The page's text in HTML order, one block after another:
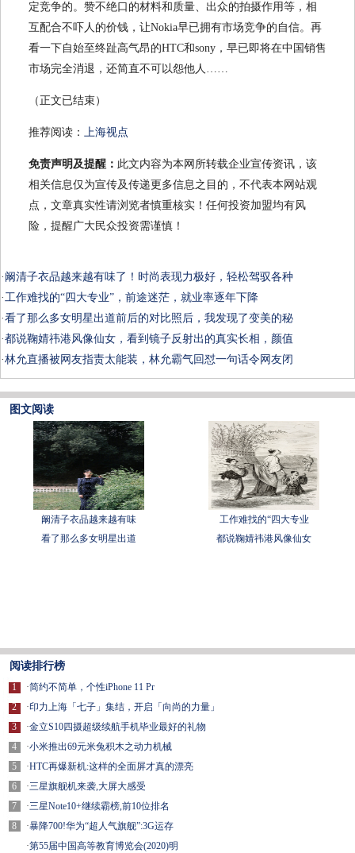
定竞争的。赞不绝口的材料和质量、出众的拍摄作用等，相
互配合不吓人的价钱，让Nokia早已拥有市场竞争的自信。再
看一下自始至终趾高气昂的HTC和sony，早已即将在中国销售
市场完全消退，还简直不可以怨他人……
（正文已结束）
推荐阅读： 上海视点
免责声明及提醒： 此文内容为本网所转载企业宣传资讯，该
相关信息仅为宣传及传递更多信息之目的，不代表本网站观
点，文章真实性请浏览者慎重核实！任何投资加盟均有风
险，提醒广大民众投资需谨慎！
· 阚清子衣品越来越有味了！时尚表现力极好，轻松驾驭各种
·工作难找的“四大专业”，前途迷茫，就业率逐年下降
·看了那么多女明星出道前后的对比照后，我发现了变美的秘
·都说鞠婧祎港风像仙女，看到镜子反射出的真实长相，颜值
·林允直播被网友指责太能装，林允霸气回怼一句话令网友闭
图文阅读
阚清子衣品越来越有味
工作难找的“四大专业
看了那么多女明星出道
都说鞠婧祎港风像仙女
阅读排行榜
1
2
3
4
5
6
7
8
·简约不简单，个性iPhone 11 Pr
·印力上海「七子」集结，开启「向尚的力量」
·金立S10四摄超级续航手机毕业最好的礼物
·小米推出69元米兔积木之动力机械
·HTC再爆新机:这样的全面屏才真的漂亮
·三星旗舰机来袭,大屏大感受
·三星Note10+继续霸榜,前10位排名
·暴降700!华为“超人气旗舰”:3G运存
·第55届中国高等教育博览会(2020)明